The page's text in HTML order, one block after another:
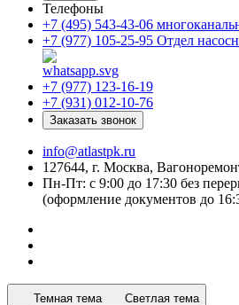
Телефоны
+7 (495) 543-43-06
+7 (977) 105-25-95 Отдел
+7 (977) 123-16-19
+7 (931) 012-10-76
Заказать звонок
info@atlastpk.ru
127644, г. Москва,
Пн-Пт: с 9:00 до 17:30 без
(оформление документов до
Темная тема Светлая тема